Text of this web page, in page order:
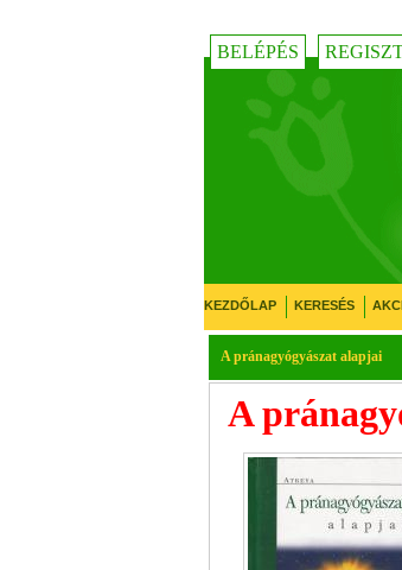
BELÉPÉS
KEZDŐLAP KERESÉS
A pránagyógyászat alapjai
A